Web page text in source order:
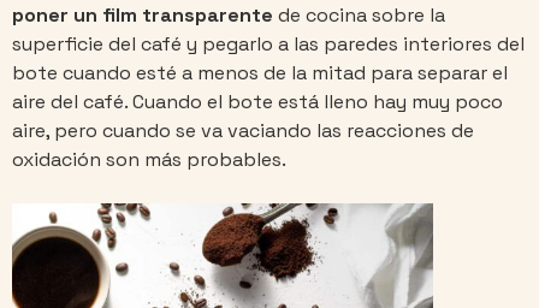
poner un film transparente de cocina sobre la
superficie del café y pegarlo a las paredes interiores del
bote cuando esté a menos de la mitad para separar el
aire del café. Cuando el bote está lleno hay muy poco
aire, pero cuando se va vaciando las reacciones de
oxidación son más probables.